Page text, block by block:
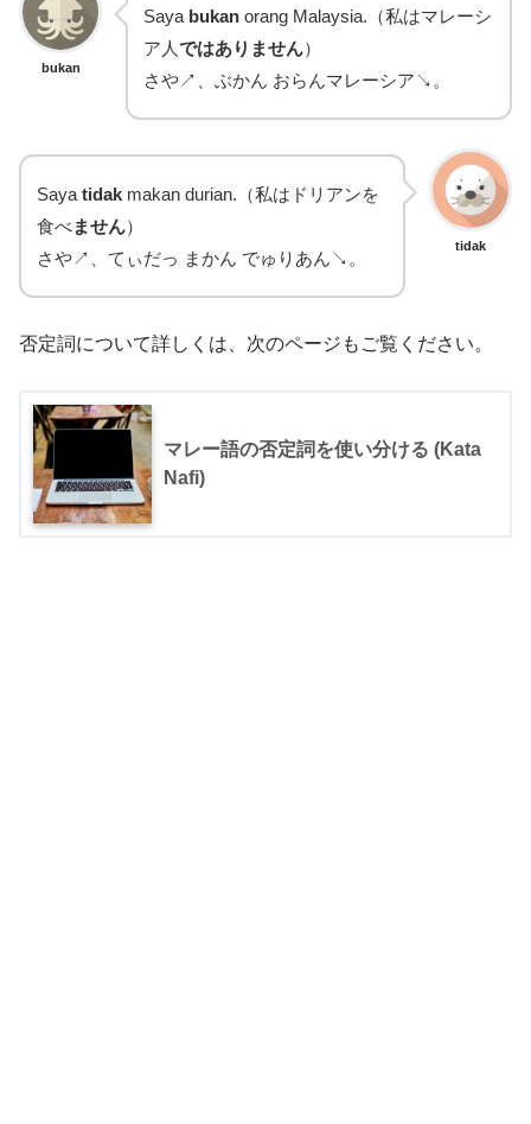
bukan
Saya bukan orang Malaysia.（私はマレーシ
ア人ではありません）
さや↗、ぶかん おらんマレーシア↘。
tidak
Saya tidak makan durian.（私はドリアンを
食べません）
さや↗、てぃだっ まかん でゅりあん↘。
否定詞について詳しくは、次のページもご覧ください。
マレー語の否定詞を使い分ける (Kata
Nafi)